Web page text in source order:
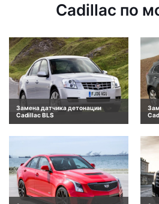
Cadillac по
Замена датчика детонации
Cadillac BLS